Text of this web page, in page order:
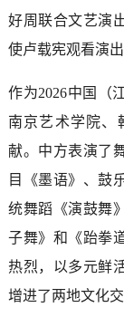
好周联合文艺演
使卢载宪观看演出
作为2026中国（
南京艺术学院、
献。中方表演了
目《墨语》、鼓
统舞蹈《演鼓舞
子舞》和《跆拳
热烈，以多元鲜
增进了两地文化